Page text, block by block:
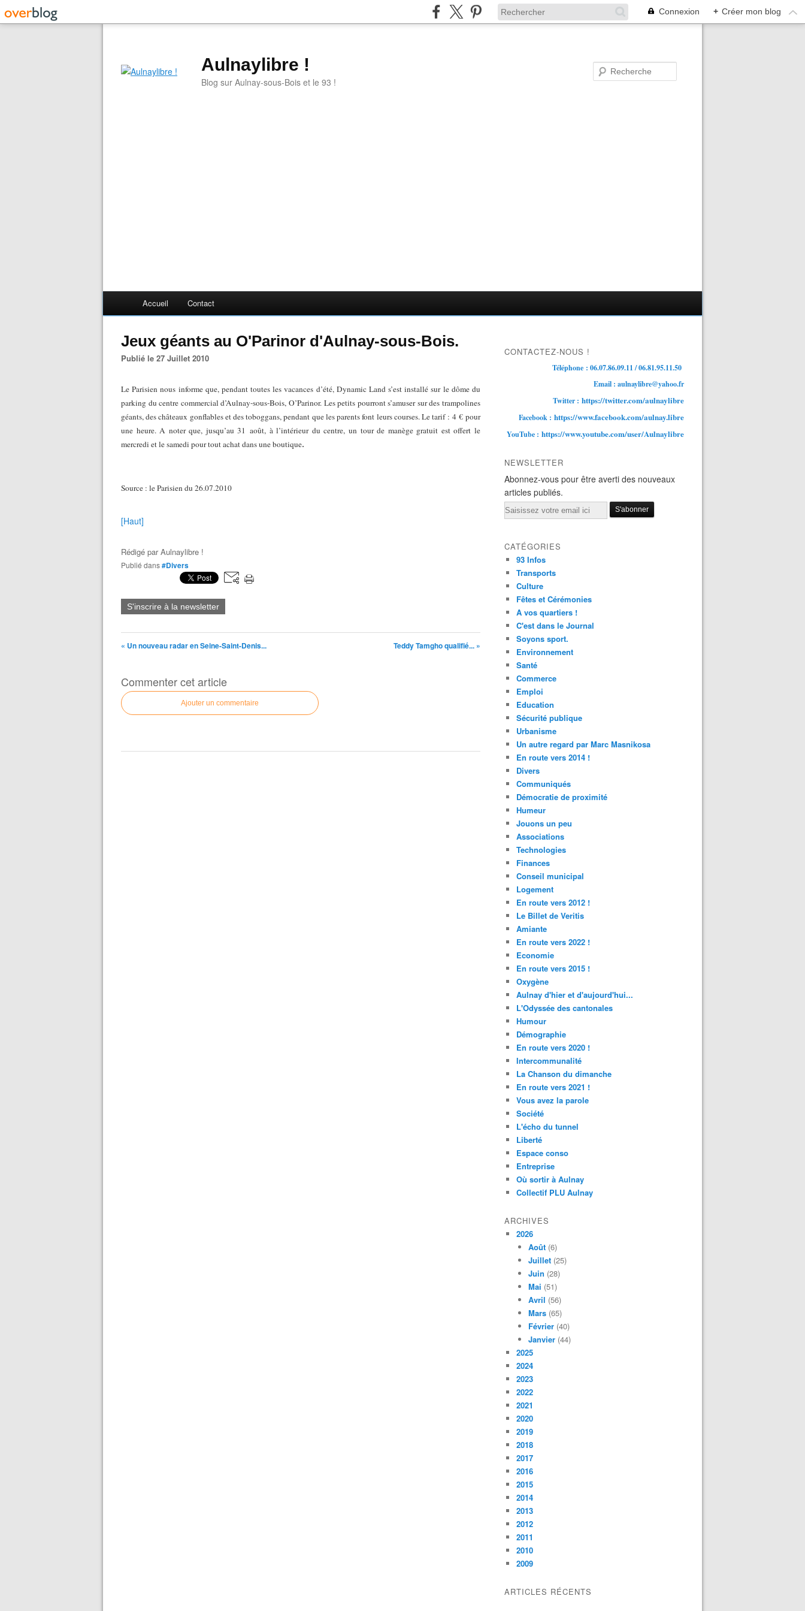
Connexion + Créer mon blog
Aulnaylibre !
Blog sur Aulnay-sous-Bois et le 93 !
Accueil Contact
Jeux géants au O'Parinor d'Aulnay-sous-Bois.
Publié le 27 Juillet 2010
Le Parisien nous informe que, pendant toutes les vacances d’été, Dynamic Land s’est installé sur le dôme du
parking du centre commercial d’Aulnay-sous-Bois, O’Parinor. Les petits pourront s’amuser sur des trampolines
géants, des châteaux gonflables et des toboggans, pendant que les parents font leurs courses. Le tarif : 4 € pour
une heure. A noter que, jusqu’au 31 août, à l’intérieur du centre, un tour de manège gratuit est offert le
mercredi et le samedi pour tout achat dans une boutique.
Source : le Parisien du 26.07.2010
[Haut]
Rédigé parAulnaylibre !
Publié dans#Divers
S'inscrire à la newsletter
« Un nouveau radar en Seine-Saint-Denis... Teddy Tamgho qualifié... »
Commenter cet article
Ajouter un commentaire
CONTACTEZ-NOUS !
Téléphone : 06.07.86.09.11 / 06.81.95.11.50
Email : aulnaylibre@yahoo.fr
Twitter : https://twitter.com/aulnaylibre
Facebook : https://www.facebook.com/aulnay.libre
YouTube : https://www.youtube.com/user/Aulnaylibre
NEWSLETTER
Abonnez-vous pour être averti des nouveaux
articles publiés.
Email
CATÉGORIES
93 Infos
Transports
Culture
Fêtes et Cérémonies
A vos quartiers !
C'est dans le Journal
Soyons sport.
Environnement
Santé
Commerce
Emploi
Education
Sécurité publique
Urbanisme
Un autre regard par Marc Masnikosa
En route vers 2014 !
Divers
Communiqués
Démocratie de proximité
Humeur
Jouons un peu
Associations
Technologies
Finances
Conseil municipal
Logement
En route vers 2012 !
Le Billet de Veritis
Amiante
En route vers 2022 !
Economie
En route vers 2015 !
Oxygène
Aulnay d'hier et d'aujourd'hui...
L'Odyssée des cantonales
Humour
Démographie
En route vers 2020 !
Intercommunalité
La Chanson du dimanche
En route vers 2021 !
Vous avez la parole
Société
L'écho du tunnel
Liberté
Espace conso
Entreprise
Où sortir à Aulnay
Collectif PLU Aulnay
ARCHIVES
2026
Août (6)
Juillet (25)
Juin (28)
Mai (51)
Avril (56)
Mars (65)
Février (40)
Janvier (44)
2025
2024
2023
2022
2021
2020
2019
2018
2017
2016
2015
2014
2013
2012
2011
2010
2009
ARTICLES RÉCENTS